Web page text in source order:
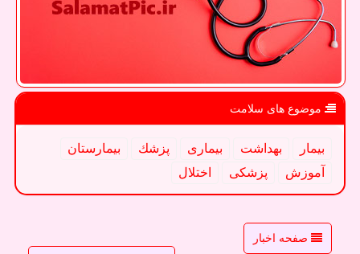
موضوع های سلامت
بیمار بهداشت بیماری پزشك
بیمارستان
آموزش
پزشكی اختلال
صفحه اخبار